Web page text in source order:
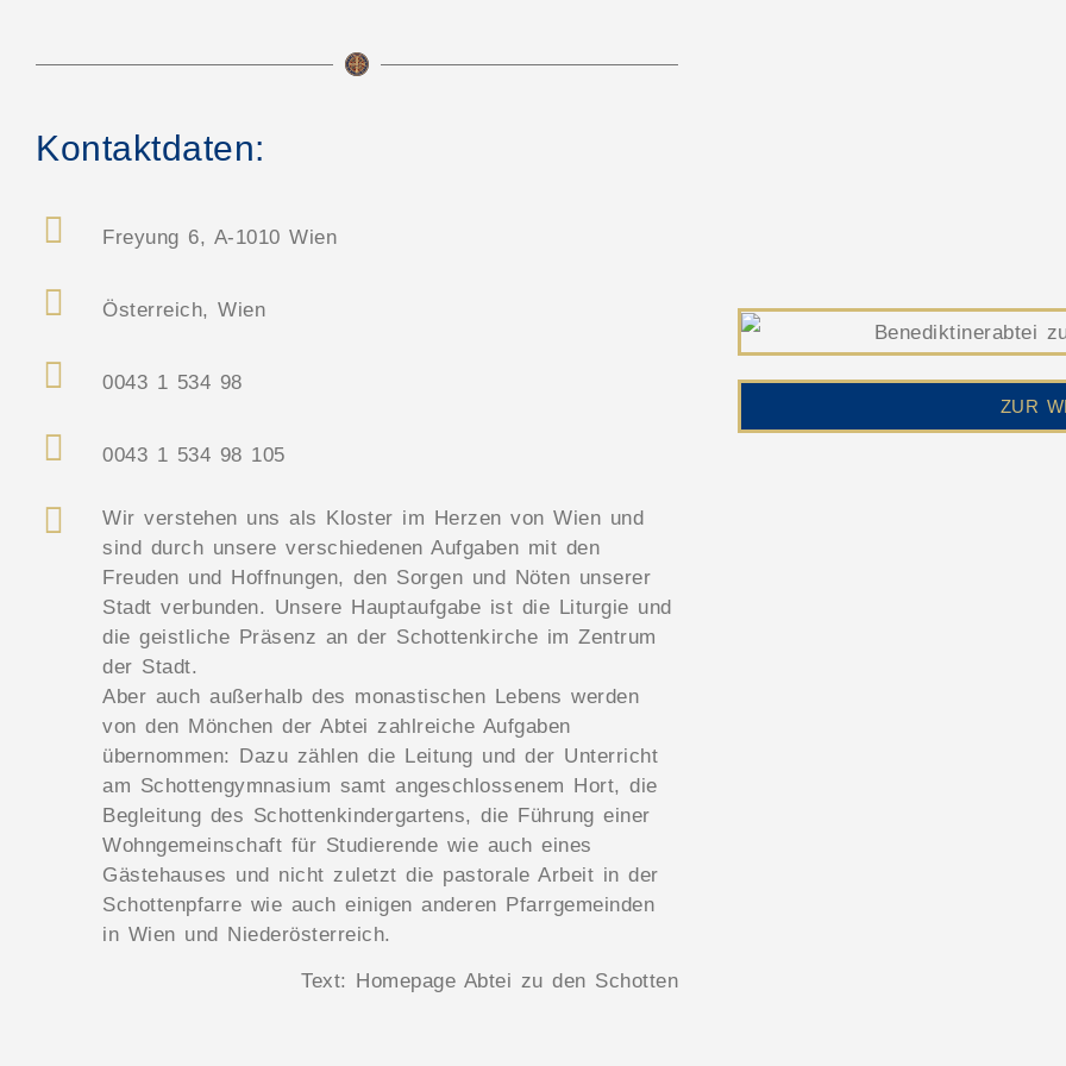
Kontaktdaten:
Freyung 6, A-1010 Wien
Österreich, Wien
0043 1 534 98
0043 1 534 98 105
Wir verstehen uns als Kloster im Herzen von Wien und
sind durch unsere verschiedenen Aufgaben mit den
Freuden und Hoffnungen, den Sorgen und Nöten unserer
Stadt verbunden. Unsere Hauptaufgabe ist die Liturgie und
die geistliche Präsenz an der Schottenkirche im Zentrum
der Stadt.
Aber auch außerhalb des monastischen Lebens werden
von den Mönchen der Abtei zahlreiche Aufgaben
übernommen: Dazu zählen die Leitung und der Unterricht
am Schottengymnasium samt angeschlossenem Hort, die
Begleitung des Schottenkindergartens, die Führung einer
Wohngemeinschaft für Studierende wie auch eines
Gästehauses und nicht zuletzt die pastorale Arbeit in der
Schottenpfarre wie auch einigen anderen Pfarrgemeinden
in Wien und Niederösterreich.
Text: Homepage Abtei zu den Schotten
ZUR